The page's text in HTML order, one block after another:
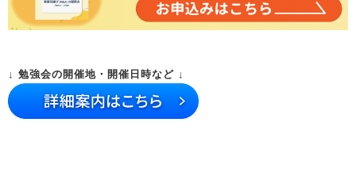
↓ 勉強会の開催地・開催日時など ↓